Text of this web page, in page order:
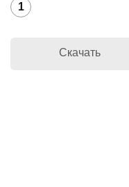
1
Скачать